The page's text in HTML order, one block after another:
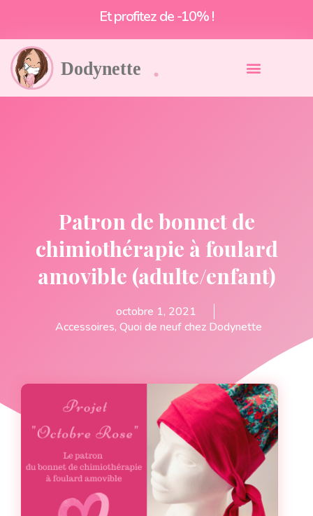
Livraison offerte à partir de 55€*
Patron de bonnet de
chimiothérapie à foulard
amovible (adulte/enfant)
octobre 1, 2021
Accessoires, Quoi de neuf chez Dodynette